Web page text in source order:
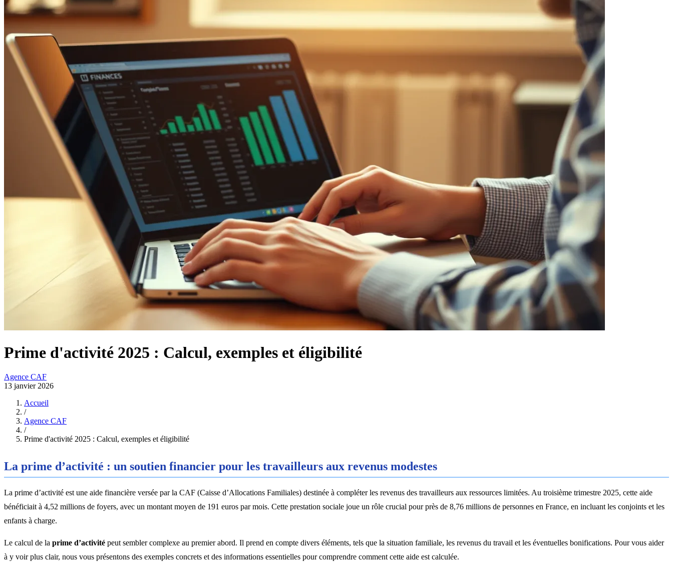
Prime d'activité 2025 : Calcul, exemples et éligibilité
Agence CAF
13 janvier 2026
Accueil
/
Agence CAF
/
Prime d'activité 2025 : Calcul, exemples et éligibilité
La prime d’activité : un soutien financier pour les travailleurs aux revenus modestes
La prime d’activité est une aide financière versée par la CAF (Caisse d’Allocations Familiales) destinée à compléter les revenus des travailleurs aux ressources limitées. Au troisième trimestre 2025, cette aide
bénéficiait à 4,52 millions de foyers, avec un montant moyen de 191 euros par mois. Cette prestation sociale joue un rôle crucial pour près de 8,76 millions de personnes en France, en incluant les conjoints et les
enfants à charge.
Le calcul de la prime d’activité peut sembler complexe au premier abord. Il prend en compte divers éléments, tels que la situation familiale, les revenus du travail et les éventuelles bonifications. Pour vous aider
à y voir plus clair, nous vous présentons des exemples concrets et des informations essentielles pour comprendre comment cette aide est calculée.